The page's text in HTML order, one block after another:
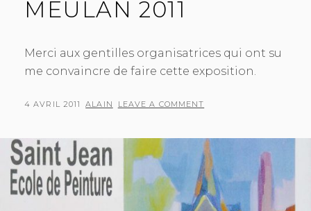
MEULAN 2011
Merci aux gentilles organisatrices qui ont su
me convaincre de faire cette exposition.
POSTED
4 AVRIL 2011 BY
ALAIN LEAVE A COMMENT